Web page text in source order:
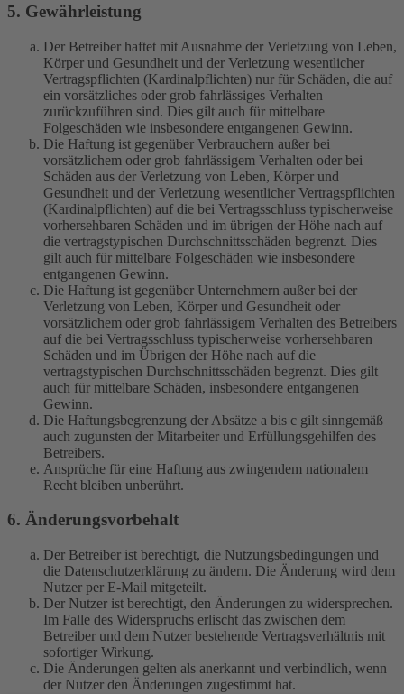
5. Gewährleistung
Der Betreiber haftet mit Ausnahme der Verletzung von Leben,
Körper und Gesundheit und der Verletzung wesentlicher
Vertragspflichten (Kardinalpflichten) nur für Schäden, die auf
ein vorsätzliches oder grob fahrlässiges Verhalten
zurückzuführen sind. Dies gilt auch für mittelbare
Folgeschäden wie insbesondere entgangenen Gewinn.
Die Haftung ist gegenüber Verbrauchern außer bei
vorsätzlichem oder grob fahrlässigem Verhalten oder bei
Schäden aus der Verletzung von Leben, Körper und
Gesundheit und der Verletzung wesentlicher Vertragspflichten
(Kardinalpflichten) auf die bei Vertragsschluss typischerweise
vorhersehbaren Schäden und im übrigen der Höhe nach auf
die vertragstypischen Durchschnittsschäden begrenzt. Dies
gilt auch für mittelbare Folgeschäden wie insbesondere
entgangenen Gewinn.
Die Haftung ist gegenüber Unternehmern außer bei der
Verletzung von Leben, Körper und Gesundheit oder
vorsätzlichem oder grob fahrlässigem Verhalten des Betreibers
auf die bei Vertragsschluss typischerweise vorhersehbaren
Schäden und im Übrigen der Höhe nach auf die
vertragstypischen Durchschnittsschäden begrenzt. Dies gilt
auch für mittelbare Schäden, insbesondere entgangenen
Gewinn.
Die Haftungsbegrenzung der Absätze a bis c gilt sinngemäß
auch zugunsten der Mitarbeiter und Erfüllungsgehilfen des
Betreibers.
Ansprüche für eine Haftung aus zwingendem nationalem
Recht bleiben unberührt.
6. Änderungsvorbehalt
Der Betreiber ist berechtigt, die Nutzungsbedingungen und
die Datenschutzerklärung zu ändern. Die Änderung wird dem
Nutzer per E-Mail mitgeteilt.
Der Nutzer ist berechtigt, den Änderungen zu widersprechen.
Im Falle des Widerspruchs erlischt das zwischen dem
Betreiber und dem Nutzer bestehende Vertragsverhältnis mit
sofortiger Wirkung.
Die Änderungen gelten als anerkannt und verbindlich, wenn
der Nutzer den Änderungen zugestimmt hat.